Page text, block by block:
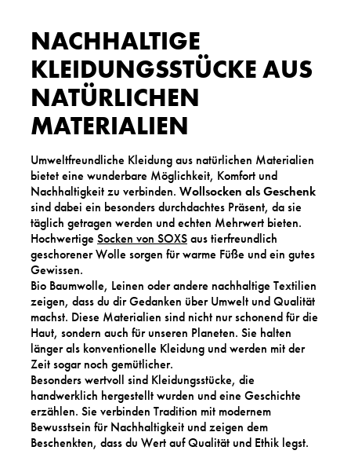
NACHHALTIGE
KLEIDUNGSSTÜCKE AUS
NATÜRLICHEN
MATERIALIEN
Umweltfreundliche Kleidung aus natürlichen Materialien
bietet eine wunderbare Möglichkeit, Komfort und
Nachhaltigkeit zu verbinden. Wollsocken als Geschenk
sind dabei ein besonders durchdachtes Präsent, da sie
täglich getragen werden und echten Mehrwert bieten.
Hochwertige Socken von SOXSaus tierfreundlich
geschorener Wolle sorgen für warme Füße und ein gutes
Gewissen.
Bio Baumwolle, Leinen oder andere nachhaltige Textilien
zeigen, dass du dir Gedanken über Umwelt und Qualität
machst. Diese Materialien sind nicht nur schonend für die
Haut, sondern auch für unseren Planeten. Sie halten
länger als konventionelle Kleidung und werden mit der
Zeit sogar noch gemütlicher.
Besonders wertvoll sind Kleidungsstücke, die
handwerklich hergestellt wurden und eine Geschichte
erzählen. Sie verbinden Tradition mit modernem
Bewusstsein für Nachhaltigkeit und zeigen dem
Beschenkten, dass du Wert auf Qualität und Ethik legst.